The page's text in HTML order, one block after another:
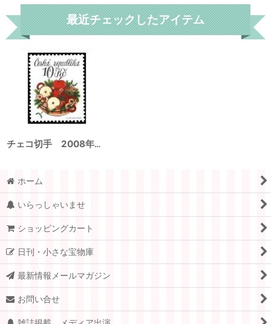
最近チェックしたアイテム
チェコ切手 2008年 クリスマス 1種
ホーム
いらっしゃいませ
ショッピングカート
日刊・小さな宝物庫
最新情報メールマガジン
お問い合せ